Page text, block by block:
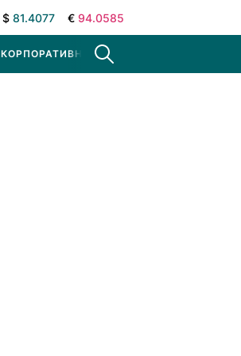
$ 81.4077 € 94.0585
КОРПОРАТИВНЫЕ НОВОСТИ